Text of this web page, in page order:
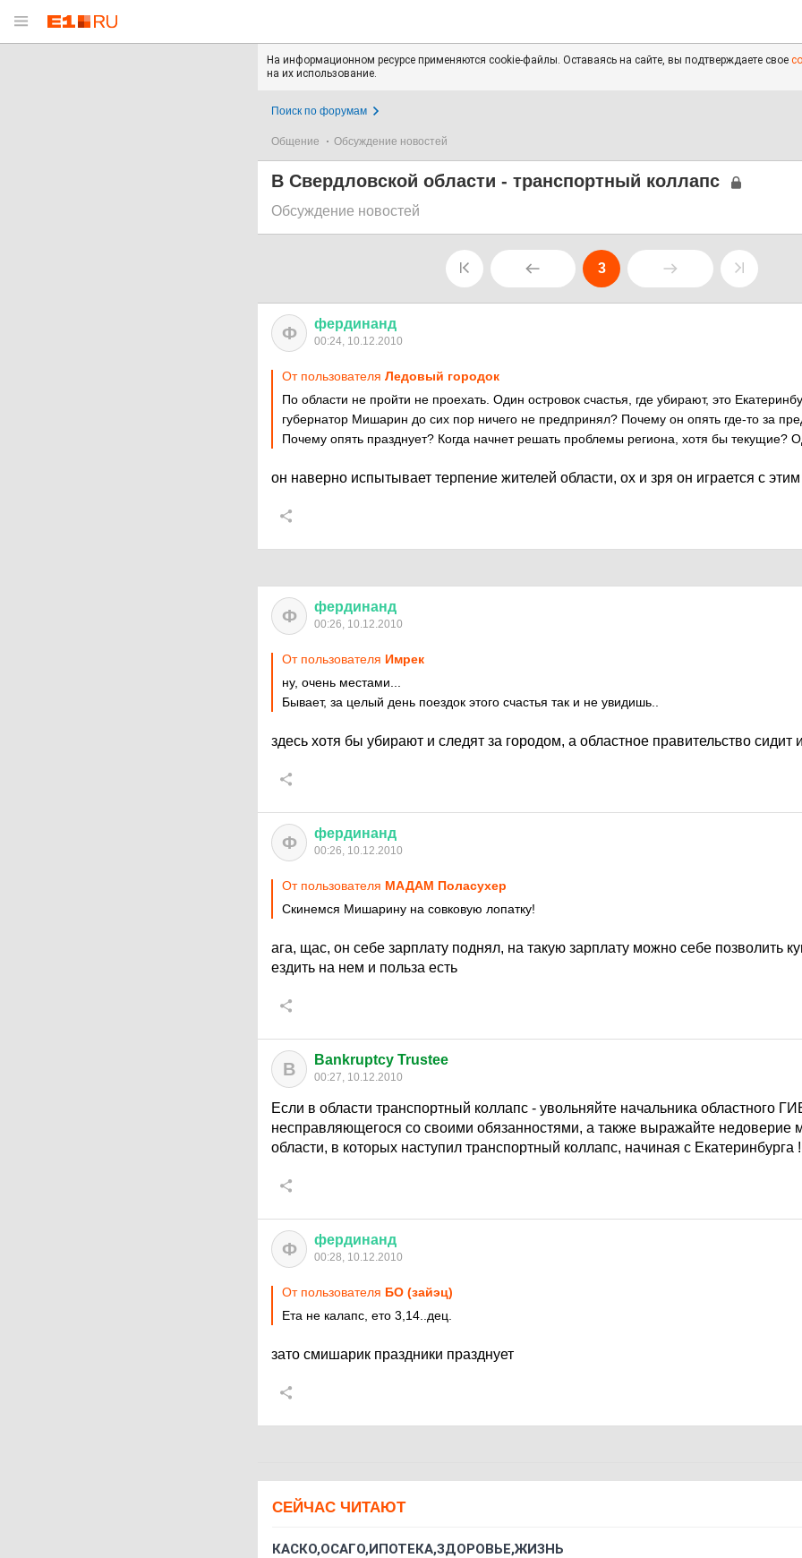
На информационном ресурсе применяются cookie-файлы. Оставаясь на сайте, вы подтверждаете свое
на их использование.
Поиск по форумам
Общение Обсуждение новостей
В Свердловской области - транспортный коллапс
Обсуждение новостей
3
Ф фердинанд
00:24, 10.12.2010
От пользователя Ледовый городок
По области не пройти не проехать. Один островок счастья, где убирают, это
губернатор Мишарин до сих пор ничего не предпринял? Почему он опять где-то за
Почему опять празднует? Когда начнет решать проблемы региона, хотя бы текущие?
он наверно испытывает терпение жителей области, ох и зря он играется с
Ф фердинанд
00:26, 10.12.2010
От пользователя Имрек
ну, очень местами...
Бывает, за целый день поездок этого счастья так и не увидишь..
здесь хотя бы убирают и следят за городом, а областное правительство сидит
Ф фердинанд
00:26, 10.12.2010
От пользователя МАДАМ Поласухер
Скинемся Мишарину на совковую лопатку!
ага, щас, он себе зарплату поднял, на такую зарплату можно себе позволить
ездить на нем и польза есть
B Bankruptcy Trustee
00:27, 10.12.2010
Если в области транспортный коллапс - увольняйте начальника областного
несправляющегося со своими обязанностями, а также выражайте недоверие
области, в которых наступил транспортный коллапс, начиная с Екатеринбурга
Ф фердинанд
00:28, 10.12.2010
От пользователя БО (зайэц)
Ета не калапс, ето 3,14..дец.
зато смишарик праздники празднует
СЕЙЧАС ЧИТАЮТ
КАСКО,ОСАГО,ИПОТЕКА,ЗДОРОВЬЕ,ЖИЗНЬ